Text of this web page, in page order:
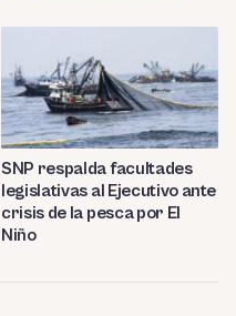
SNP respalda facultades
legislativas al Ejecutivo ante
crisis de la pesca por El
Niño